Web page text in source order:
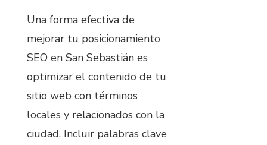
Una forma efectiva de
mejorar tu posicionamiento
SEO en San Sebastián es
optimizar el contenido de tu
sitio web con términos
locales y relacionados con la
ciudad. Incluir palabras clave